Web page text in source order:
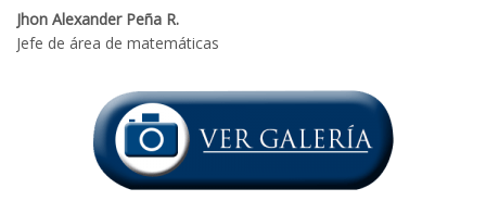
Jhon Alexander Peña R.
Jefe de área de matemáticas